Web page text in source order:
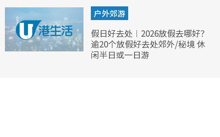
户外郊游
假日好去处︱2026放假去哪好？
逾20个放假好去处郊外/秘境 休
闲半日或一日游